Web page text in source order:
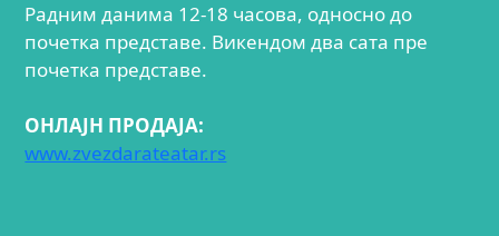
Радним данима 12-18 часова, односно до
почетка представе. Викендом два сата пре
почетка представе.
ОНЛАЈН ПРОДАЈА:
www.zvezdarateatar.rs